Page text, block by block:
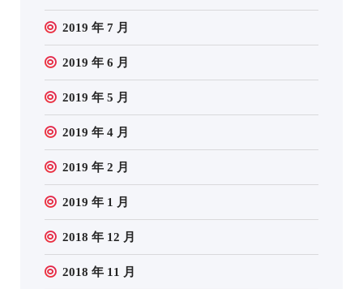
2019 年 7 月
2019 年 6 月
2019 年 5 月
2019 年 4 月
2019 年 2 月
2019 年 1 月
2018 年 12 月
2018 年 11 月